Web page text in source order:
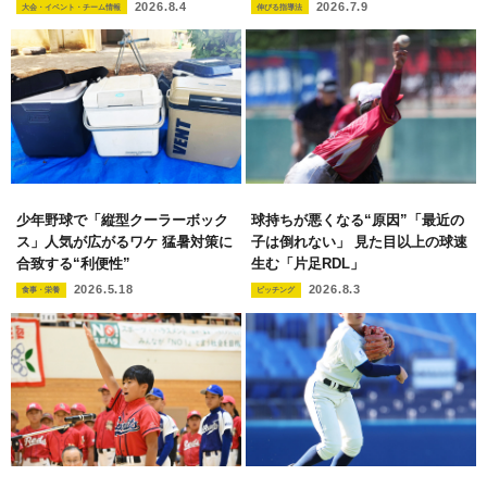
大会・イベント・チーム情報 2026.8.4 伸びる指導法 2026.7.9
少年野球で「縦型クーラーボック
ス」人気が広がるワケ 猛暑対策に
合致する“利便性”
食事・栄養 2026.5.18
球持ちが悪くなる“原因”「最近の
子は倒れない」 見た目以上の球速
生む「片足RDL」
ピッチング 2026.8.3